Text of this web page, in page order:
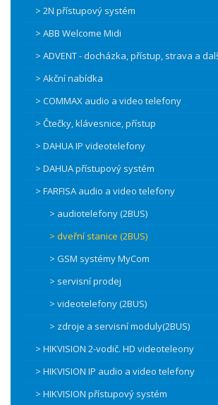
> 2N přístupový systém
> ABB Welcome Midi
> ADVENT - docházka, přístup, strava a
> Akční nabídka
> COMMAX audio a video telefony
> Čtečky, klávesnice, přístup
> DAHUA IP videotelefony
> DAHUA přístupový systém
> FARFISA audio a video telefony
> audiotelefony (2BUS)
> dveřní stanice (2BUS)
> GSM systémy MyCom
> servisní prodej
> videotelefony (2BUS)
> zdroje a servisní moduly(2BUS)
> HIKVISION 2-vodič. HD videoteleony
> HIKVISION IP audio a video telefony
> HIKVISION přístupový systém